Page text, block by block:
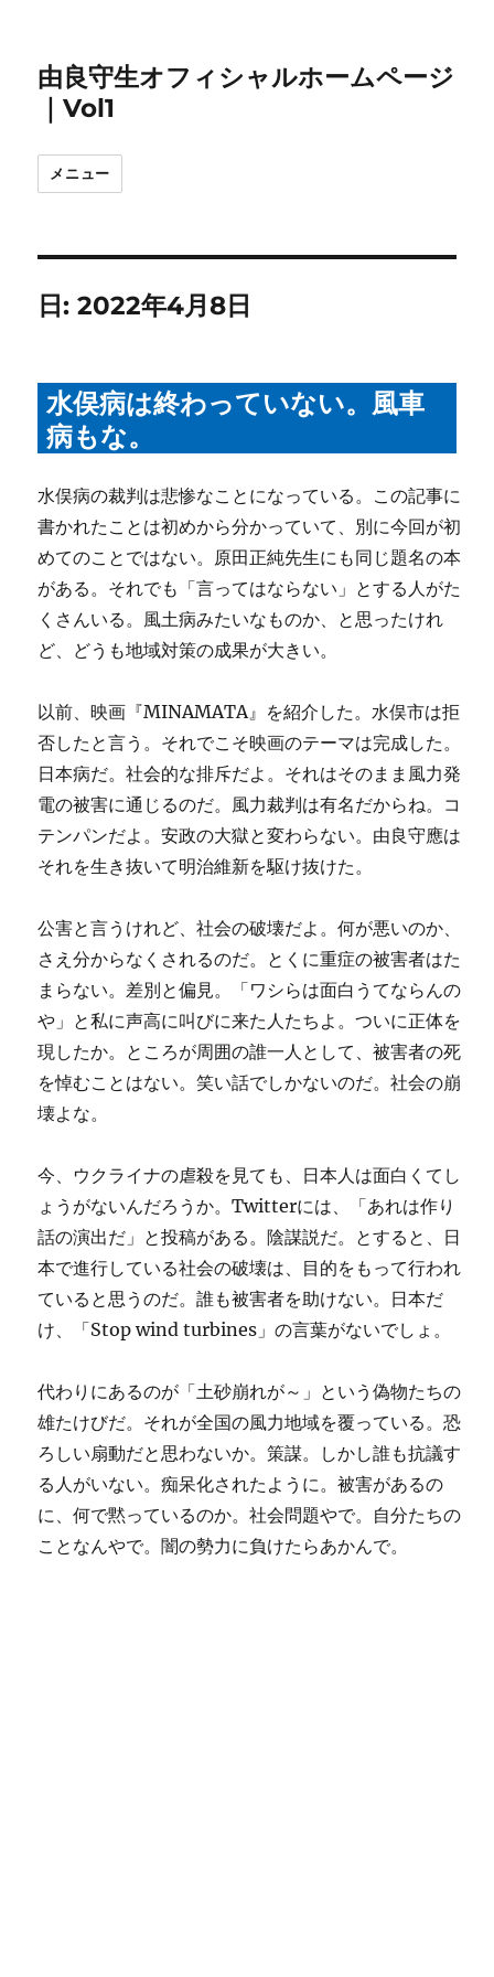
由良守生オフィシャルホームページ
｜Vol1
メニュー
日:2022年4月8日
水俣病は終わっていない。風車
病もな。
水俣病の裁判は悲惨なことになっている。この記事に
書かれたことは初めから分かっていて、別に今回が初
めてのことではない。原田正純先生にも同じ題名の本
がある。それでも「言ってはならない」とする人がた
くさんいる。風土病みたいなものか、と思ったけれ
ど、どうも地域対策の成果が大きい。
以前、映画『MINAMATA』を紹介した。水俣市は拒
否したと言う。それでこそ映画のテーマは完成した。
日本病だ。社会的な排斥だよ。それはそのまま風力発
電の被害に通じるのだ。風力裁判は有名だからね。コ
テンパンだよ。安政の大獄と変わらない。由良守應は
それを生き抜いて明治維新を駆け抜けた。
公害と言うけれど、社会の破壊だよ。何が悪いのか、
さえ分からなくされるのだ。とくに重症の被害者はた
まらない。差別と偏見。「ワシらは面白うてならんの
や」と私に声高に叫びに来た人たちよ。ついに正体を
現したか。ところが周囲の誰一人として、被害者の死
を悼むことはない。笑い話でしかないのだ。社会の崩
壊よな。
今、ウクライナの虐殺を見ても、日本人は面白くてし
ょうがないんだろうか。Twitterには、「あれは作り
話の演出だ」と投稿がある。陰謀説だ。とすると、日
本で進行している社会の破壊は、目的をもって行われ
ていると思うのだ。誰も被害者を助けない。日本だ
け、「Stop wind turbines」の言葉がないでしょ。
代わりにあるのが「土砂崩れが～」という偽物たちの
雄たけびだ。それが全国の風力地域を覆っている。恐
ろしい扇動だと思わないか。策謀。しかし誰も抗議す
る人がいない。痴呆化されたように。被害があるの
に、何で黙っているのか。社会問題やで。自分たちの
ことなんやで。闇の勢力に負けたらあかんで。